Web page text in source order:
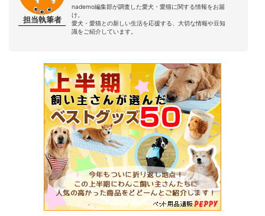
担当執筆者
nademo編集部が調査した愛犬・愛猫に関する情報をお届
け。
愛犬・愛猫との新しい生活を応援する、大切な情報や豆知
識をご紹介しています。